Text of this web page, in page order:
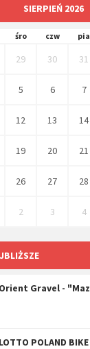
SIERPIEŃ 2026
śro czw pia
29 30 31
5 6 7
12 13 14
19 20 21
26 27 28
2 3 4
Orient Gravel -
LOTTO POLAND